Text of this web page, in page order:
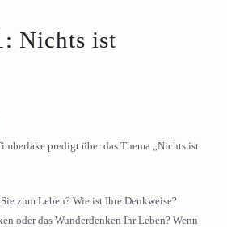
Nichts ist
predigt über das Thema „Nichts ist
zum Leben? Wie ist Ihre Denkweise?
oder das Wunderdenken Ihr Leben? Wenn